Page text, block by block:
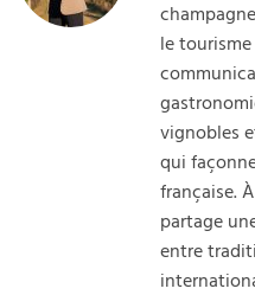
le
vignobles
qui
française.
partage
entre